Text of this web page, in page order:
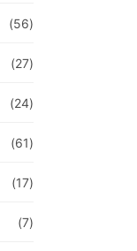
(56)
(27)
(24)
(61)
(17)
(7)